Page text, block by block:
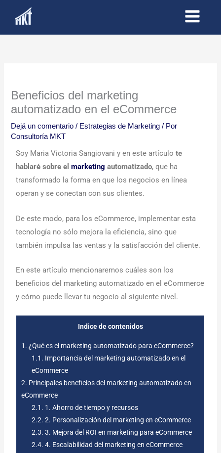
Beneficios del marketing
automatizado en el eCommerce
Dejá un comentario / Estrategias de Marketing / Por
Consultoría MKT
Soy Maria Victoria Sangiovani y en este artículote
hablaré sobre elmarketing automatizado, que ha
transformado la forma en que los negocios en línea
operan y se conectan con sus clientes.
De este modo, para los eCommerce, implementar esta
tecnología no sólo mejora la eficiencia, sino que
también impulsa las ventas y la satisfacción del cliente.
En este artículo mencionaremos cuáles son los
beneficios del marketing automatizado en el eCommerce
y cómo puede llevar tu negocio al siguiente nivel.
Indice de contenidos
1. ¿Qué es el marketing automatizado para eCommerce?
1.1. Importancia del marketing automatizado en el
eCommerce
2. Principales beneficios del marketing automatizado en
eCommerce
2.1. 1. Ahorro de tiempo y recursos
2.2. 2. Personalización del marketing en eCommerce
2.3. 3. Mejora del ROI en marketing para eCommerce
2.4. 4. Escalabilidad del marketing en eCommerce